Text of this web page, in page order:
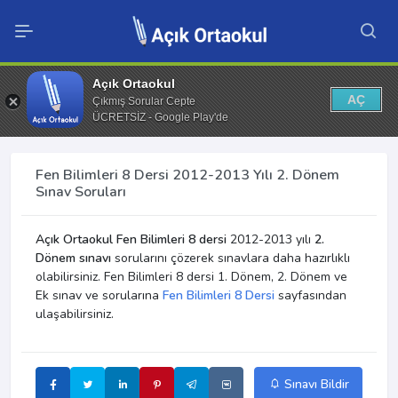
Açık Ortaokul
Çıkmış Sorular Cepte
ÜCRETSİZ - Google Play'de
AÇ
Fen Bilimleri 8 Dersi 2012-2013 Yılı 2. Dönem
Sınav Soruları
Açık Ortaokul Fen Bilimleri 8 dersi 2012-2013 yılı 2.
Dönem sınavı sorularını çözerek sınavlara daha hazırlıklı
olabilirsiniz. Fen Bilimleri 8 dersi 1. Dönem, 2. Dönem ve
Ek sınav ve sorularına Fen Bilimleri 8 Dersi sayfasından
ulaşabilirsiniz.
Sınavı Bildir